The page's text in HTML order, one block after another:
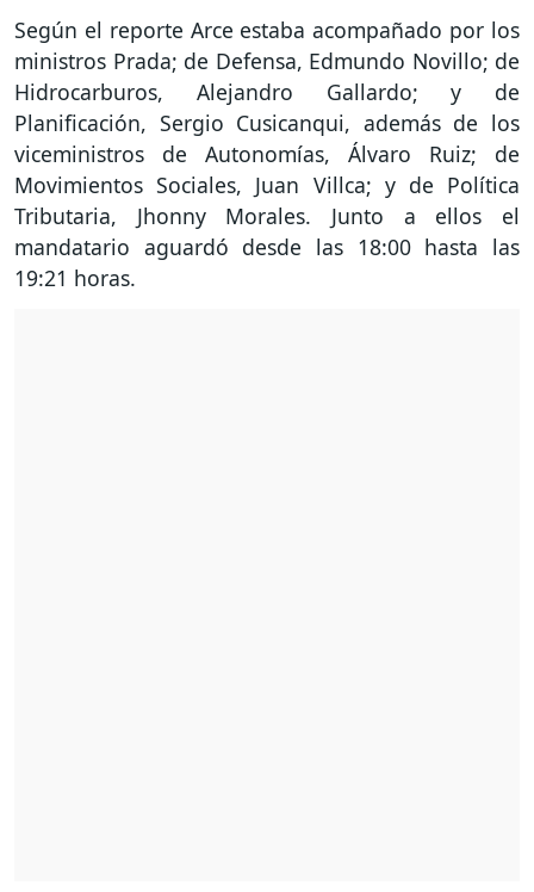
Según el reporte Arce estaba acompañado por los
ministros Prada; de Defensa, Edmundo Novillo; de
Hidrocarburos, Alejandro Gallardo; y de
Planificación, Sergio Cusicanqui, además de los
viceministros de Autonomías, Álvaro Ruiz; de
Movimientos Sociales, Juan Villca; y de Política
Tributaria, Jhonny Morales. Junto a ellos el
mandatario aguardó desde las 18:00 hasta las
19:21 horas.